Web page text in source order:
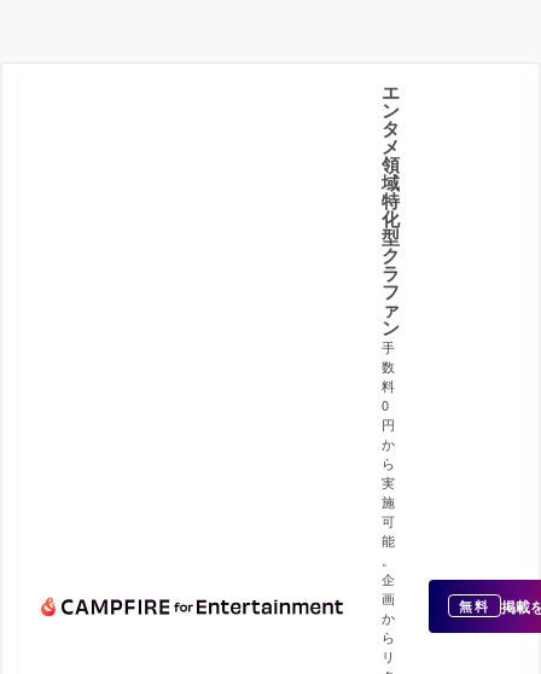
エ
ン
タ
メ
領
域
特
化
型
ク
ラ
フ
ァ
ン
手
数
料
0
円
か
ら
実
施
可
能
企
画
か
ら
リ
無料 掲載